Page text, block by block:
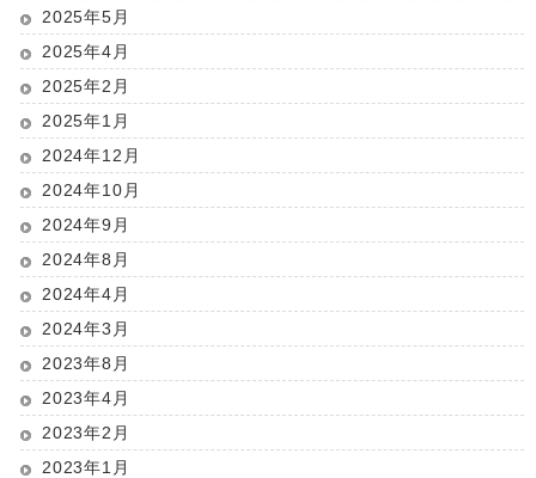
2025年5月
2025年4月
2025年2月
2025年1月
2024年12月
2024年10月
2024年9月
2024年8月
2024年4月
2024年3月
2023年8月
2023年4月
2023年2月
2023年1月